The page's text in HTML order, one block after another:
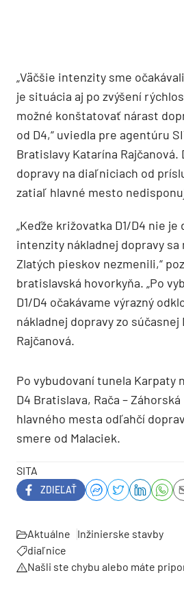
„Väčšie intenzity sme
je situácia aj po zvýšení
možné konštatovať nárast
od D4,“ uviedla pre agentúru
Bratislavy Katarína Rajčanová.
dopravy na diaľniciach od
zatiaľ hlavné mesto
„Keďže križovatka D1/D4 nie je
intenzity nákladnej dopravy sa
Zlatých pieskov nezmenili,“
bratislavská hovorkyňa. „Po
D1/D4 očakávame výrazný
nákladnej dopravy zo súčasnej
Rajčanová.
Po vybudovaní tunela Karpaty
D4 Bratislava, Rača –
hlavného mesta odľahčí
smere od Malaciek.
SITA
ZDIEĽAŤ
Aktuálne
Inžinierske stavby
diaľnice
Našli ste chybu alebo máte